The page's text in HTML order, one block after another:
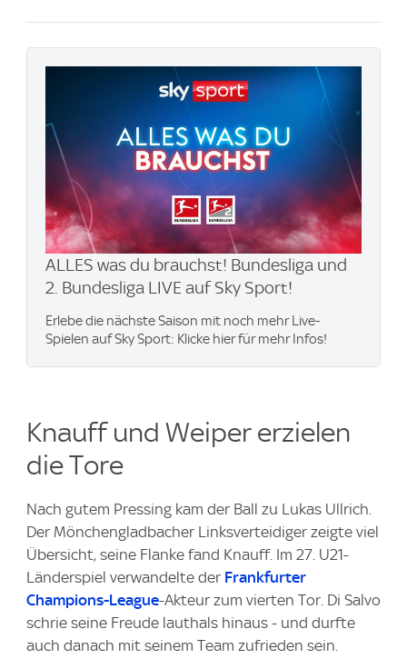
ALLES was du brauchst! Bundesliga und
2. Bundesliga LIVE auf Sky Sport!
Erlebe die nächste Saison mit noch mehr Live-
Spielen auf Sky Sport: Klicke hier für mehr Infos!
Knauff und Weiper erzielen
die Tore
Nach gutem Pressing kam der Ball zu Lukas Ullrich.
Der Mönchengladbacher Linksverteidiger zeigte viel
Übersicht, seine Flanke fand Knauff. Im 27. U21-
Länderspiel verwandelte der Frankfurter
Champions-League-Akteur zum vierten Tor. Di Salvo
schrie seine Freude lauthals hinaus - und durfte
auch danach mit seinem Team zufrieden sein.